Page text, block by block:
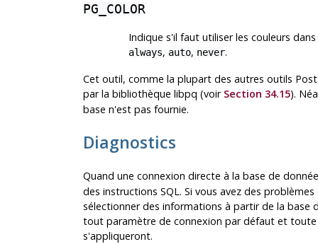
PG_COLOR
Indique s'il faut utiliser les couleurs
always, auto, never.
Cet outil, comme la plupart des autres outils
par la bibliothèque libpq (voir Section 34.15).
base n'est pas fournie.
Diagnostics
Quand une connexion directe à la base de
des instructions SQL. Si vous avez des
sélectionner des informations à partir de la
tout paramètre de connexion par défaut et
s'appliqueront.